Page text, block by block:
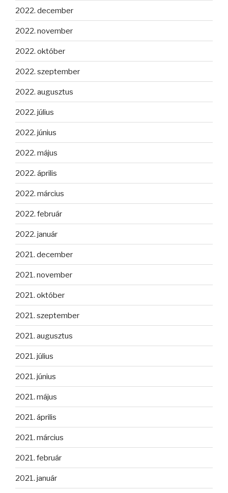
2022. december
2022. november
2022. október
2022. szeptember
2022. augusztus
2022. július
2022. június
2022. május
2022. április
2022. március
2022. február
2022. január
2021. december
2021. november
2021. október
2021. szeptember
2021. augusztus
2021. július
2021. június
2021. május
2021. április
2021. március
2021. február
2021. január